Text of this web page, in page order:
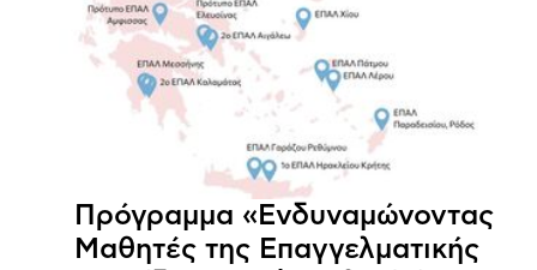
Πρόγραμμα «Ενδυναμώνοντας
Μαθητές της Επαγγελματικής